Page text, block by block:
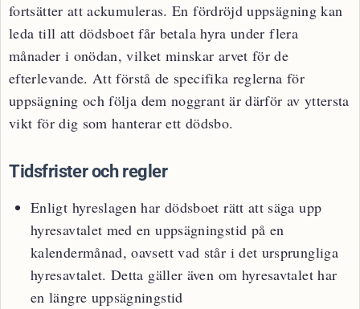
fortsätter att ackumuleras. En fördröjd uppsägning kan
leda till att dödsboet får betala hyra under flera
månader i onödan, vilket minskar arvet för de
efterlevande. Att förstå de specifika reglerna för
uppsägning och följa dem noggrant är därför av yttersta
vikt för dig som hanterar ett dödsbo.
Tidsfrister och regler
Enligt hyreslagen har dödsboet rätt att säga upp
hyresavtalet med en uppsägningstid på en
kalendermånad, oavsett vad står i det ursprungliga
hyresavtalet. Detta gäller även om hyresavtalet har
en längre uppsägningstid